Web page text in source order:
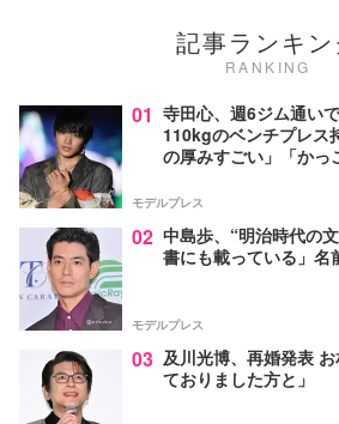
記事ランキ
RANKING
01 寺田心、週6ジム通い
110kgのベンチプレス
の厚みすごい」「かっ
モデルプレス
02 中島歩、“明治時代の
書にも載っている」名
モデルプレス
03 及川光博、再婚発表
ておりました方と」